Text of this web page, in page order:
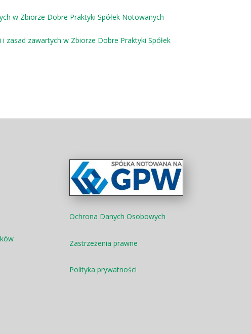
w Zbiorze Dobre Praktyki Spółek Notowanych
zawartych w Zbiorze Dobre Praktyki Spółek
Ochrona Danych Osobowych
Zastrzeżenia prawne
Polityka prywatności